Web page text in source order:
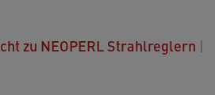
zu NEOPERL Strahlreglern |